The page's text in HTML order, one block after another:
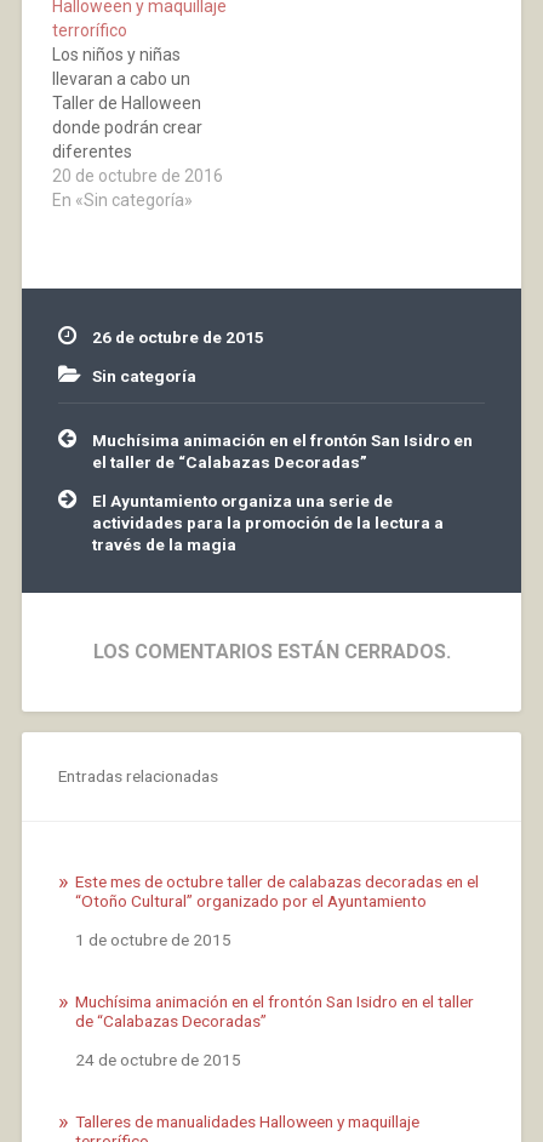
calabazas y decorarlas
de mil formas, se
celebrará el día 24 de
octubre de las…
Halloween y maquillaje
terrorífico
Los niños y niñas
llevaran a cabo un
Taller de Halloween
donde podrán crear
diferentes
manualidades como un
fantasma terrorífico
para colgar en su
habitación. Estimularan
torno al…
20 de octubre de 2016
En «Sin categoría»
26 de octubre de 2015
Sin categoría
Navegación
de
entradas
Muchísima animación en el frontón San Isidro en
el taller de “Calabazas Decoradas”
El Ayuntamiento organiza una serie de
actividades para la promoción de la lectura a
través de la magia
LOS COMENTARIOS ESTÁN CERRADOS.
Entradas relacionadas
Este mes de octubre taller de calabazas decoradas en el
“Otoño Cultural” organizado por el Ayuntamiento
Fecha
1 de octubre de 2015
Muchísima animación en el frontón San Isidro en el taller
de “Calabazas Decoradas”
Fecha
24 de octubre de 2015
Talleres de manualidades Halloween y maquillaje